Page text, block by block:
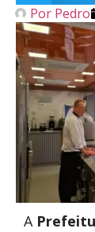
Por Pedro
A